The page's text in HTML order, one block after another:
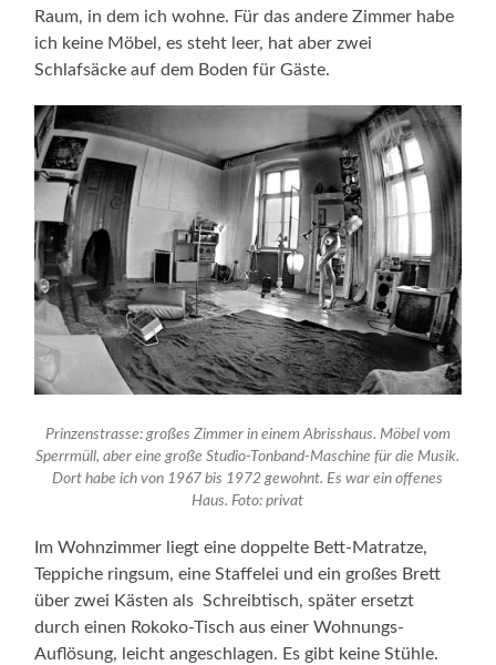
Raum, in dem ich wohne. Für das andere Zimmer habe
ich keine Möbel, es steht leer, hat aber zwei
Schlafsäcke auf dem Boden für Gäste.
Prinzenstrasse: großes Zimmer in einem Abrisshaus. Möbel vom
Sperrmüll, aber eine große Studio-Tonband-Maschine für die Musik.
Dort habe ich von 1967 bis 1972 gewohnt. Es war ein offenes
Haus. Foto: privat
Im Wohnzimmer liegt eine doppelte Bett-Matratze,
Teppiche ringsum, eine Staffelei und ein großes Brett
über zwei Kästen als Schreibtisch, später ersetzt
durch einen Rokoko-Tisch aus einer Wohnungs-
Auflösung, leicht angeschlagen. Es gibt keine Stühle.